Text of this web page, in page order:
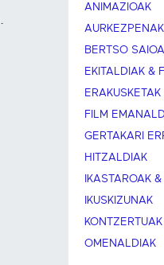
ANIMAZIOAK
AURKEZPENAK
BERTSO
EKITALDIAK &
ERAKUSKETAK
FILM
GERTAKARI
HITZALDIAK
IKASTAROAK
IKUSKIZUNAK
KONTZERTUAK
OMENALDIAK